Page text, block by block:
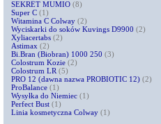
SEKRET MUMIO (8)
Super C (1)
Witamina C Colway (2)
Wyciskarki do soków Kuvings D9900 (2)
Xyliacertabs (2)
Astimax (2)
Bi.Bran (Biobran) 1000 250 (3)
Colostrum Kozie (2)
Colostrum LR (5)
PRO 12 (dawna nazwa PROBIOTIC 12) (2)
ProBalance (1)
Wysyłka do Niemiec (1)
Perfect Bust (1)
Linia kosmetyczna Colway (1)